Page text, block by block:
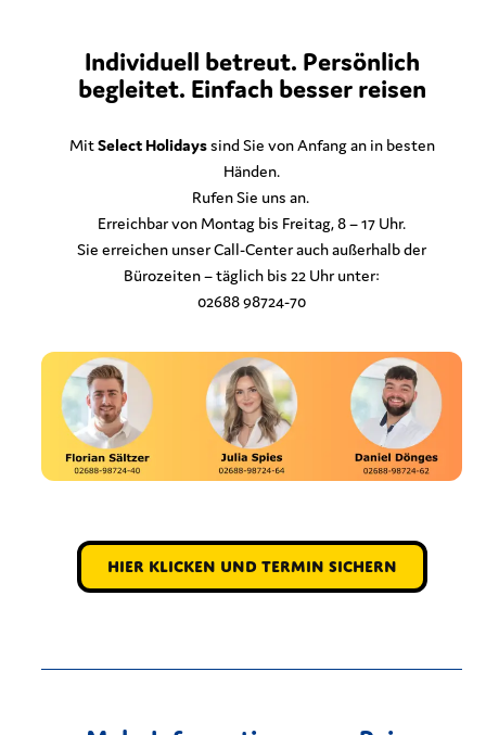
Individuell betreut. Persönlich
begleitet. Einfach besser reisen
MitSelect Holidayssind Sie von Anfang an in besten
Händen.
Rufen Sie uns an.
Erreichbar von Montag bis Freitag, 8 – 17 Uhr.
Sie erreichen unser Call-Center auch außerhalb der
Bürozeiten – täglich bis 22 Uhr unter:
02688 98724-70
Hier klicken und Termin sichern